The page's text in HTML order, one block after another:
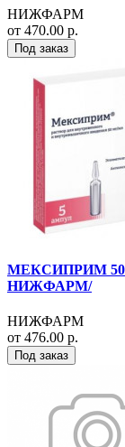
НИЖФАРМ
от 470.00 р.
Под заказ
МЕКСИПРИМ
НИЖФАРМ/
НИЖФАРМ
от 476.00 р.
Под заказ